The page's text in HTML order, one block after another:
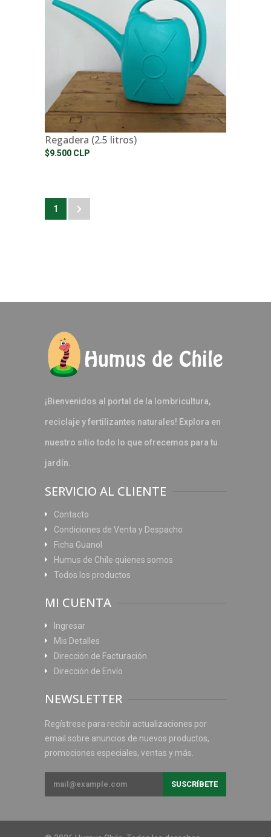
Regadera (2.5 litros)
$9.500 CLP
1 2
¡Bienvenidos al portal de la lombricultura,
reciclaje y fertilizantes naturales! Explora en
nuestro sitio todo lo que ofrecemos para tu
jardín.
SERVICIO AL CLIENTE
Contacto
Condiciones de Venta y Despacho
Ficha Guanol
Humus de Chile quienes somos
Todos los productos
MI CUENTA
Ingresar
Mis Detalles
Dirección de Facturación
Dirección de Envío
NEWSLETTER
Regístrese para recibir actualizaciones por
email sobre anuncios de nuevos productos,
promociones especiales, ventas y más.